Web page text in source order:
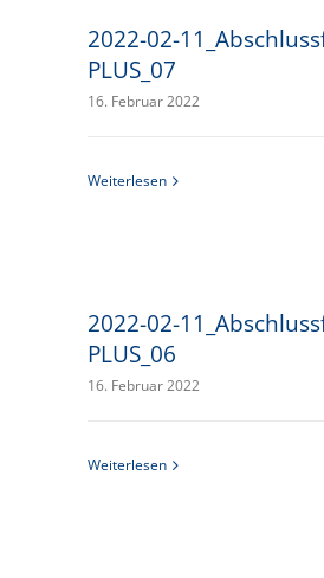
2022-02-
PLUS_07
16. Februar 2022
Weiterlesen
2022-02-
PLUS_06
16. Februar 2022
Weiterlesen